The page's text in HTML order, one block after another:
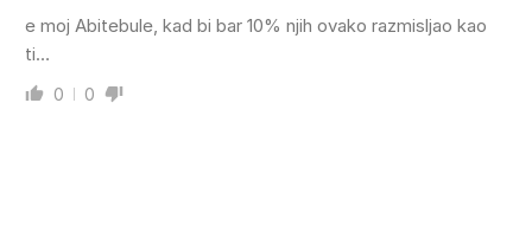
e moj Abitebule, kad bi bar 10% njih ovako razmisljao kao
ti…
0 0